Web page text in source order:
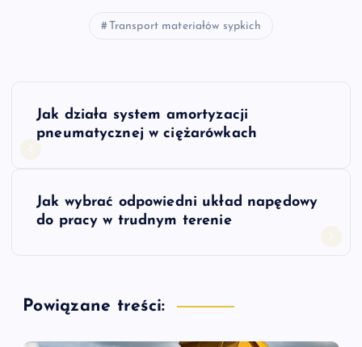
Transport materiałów sypkich
N
a
c
Jak działa system amortyzacji
pneumatycznej w ciężarówkach
Jak wybrać odpowiedni układ napędowy
do pracy w trudnym terenie
Powiązane treści: